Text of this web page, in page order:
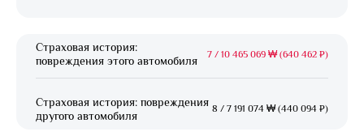
Страховая история:
повреждения этого автомобиля
7 / 10 465 069 ₩ (640 462 ₽)
Страховая история: повреждения
другого автомобиля
8 / 7 191 074 ₩ (440 094 ₽)